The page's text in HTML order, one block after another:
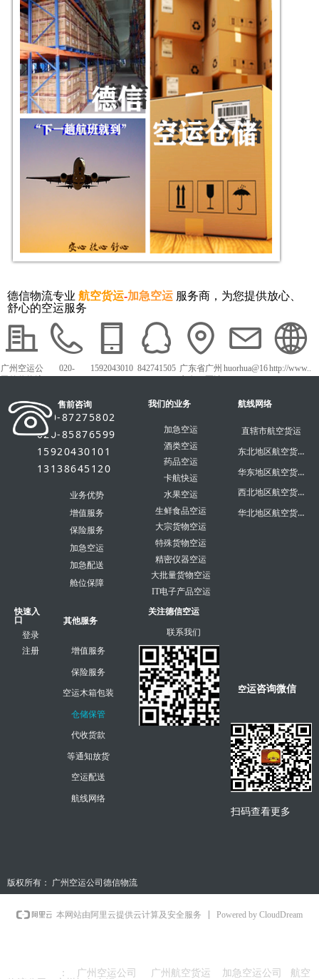
加急空运
酒类空运
药品空运
卡航快运
水果空运
生鲜食品空运
大宗货物空运
特殊货物空运
精密仪器空运
大批量货物空运
IT电子产品空运
我们的业务
直辖市航空货运
东北地区航空货运
华东地区航空货运
西北地区航空货运
华北地区航空货运
航线网络
登录
注册
快速入
口
增值服务
保险服务
空运木箱包装
仓储保管
代收货款
等通知放货
空运配送
航线网络
其他服务
联系我们
关注德信空运
业务优势
增值服务
保险服务
加急空运
加急配送
舱位保障
售前咨询
020-87275802
020-85876599
15920430101
13138645120
扫码查看更多
空运咨询微信
版权所有： 广州空运公司德信物流
： 广州空运公司 广州航空货运 加急空运公司 航空
广州空运公
020-
1592043010 842741505 广东省广州
号白云农批
huorhua@16http://www..
德信物流专业 航空货运-加急空运 服务商，为您提供放心、
舒心的空运服务
本网站由阿里云提供云计算及安全服务 Powered by CloudDream